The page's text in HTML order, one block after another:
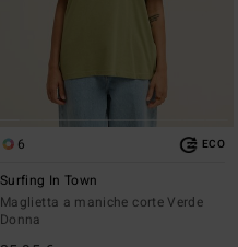
6 ECO
Surfing In Town
Maglietta a maniche corte Verde
Donna